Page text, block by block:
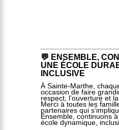
💬 ENSEMBLE,
UNE ÉCOLE
INCLUSIVE
À Sainte-Marthe,
occasion de faire
respect, l’ouverture et
Merci à toutes les
partenaires qui
Ensemble, continuons
école dynamique,